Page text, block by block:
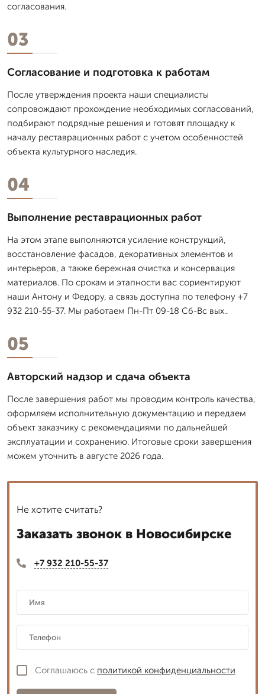
согласования.
03
Согласование и подготовка к работам
После утверждения проекта наши специалисты
сопровождают прохождение необходимых согласований,
подбирают подрядные решения и готовят площадку к
началу реставрационных работ с учетом особенностей
объекта культурного наследия.
04
Выполнение реставрационных работ
На этом этапе выполняются усиление конструкций,
восстановление фасадов, декоративных элементов и
интерьеров, а также бережная очистка и консервация
материалов. По срокам и этапности вас сориентируют
наши Антону и Федору, а связь доступна по телефону +7
932 210-55-37. Мы работаем Пн-Пт 09-18 Сб-Вс вых..
05
Авторский надзор и сдача объекта
После завершения работ мы проводим контроль качества,
оформляем исполнительную документацию и передаем
объект заказчику с рекомендациями по дальнейшей
эксплуатации и сохранению. Итоговые сроки завершения
можем уточнить в августе 2026 года.
Не хотите считать?
Заказать звонок в Новосибирске
+7 932 210-55-37
Соглашаюсь с политикой конфиденциальности